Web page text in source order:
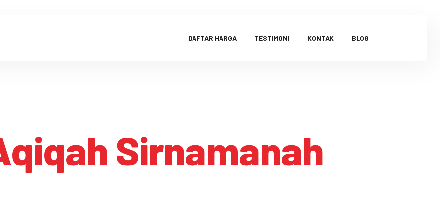
DAFTAR HARGA TESTIMONI KONTAK BLOG
Sirnamanah